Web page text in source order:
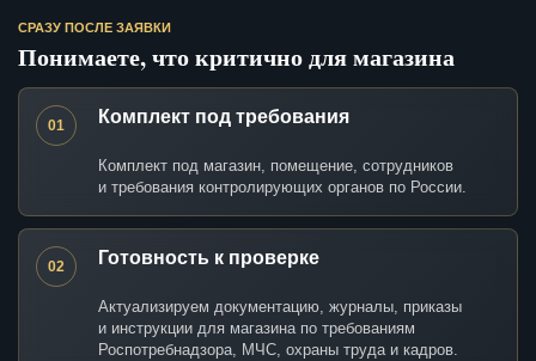
СРАЗУ ПОСЛЕ ЗАЯВКИ
Понимаете, что критично для магазина
01 Комплект под требования
Комплект под магазин, помещение, сотрудников
и требования контролирующих органов по России.
02 Готовность к проверке
Актуализируем документацию, журналы, приказы
и инструкции для магазина по требованиям
Роспотребнадзора, МЧС, охраны труда и кадров.